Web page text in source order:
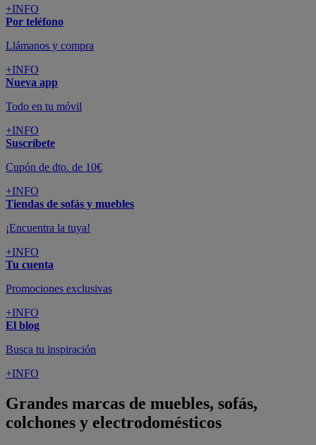
+INFO
Por teléfono
Llámanos y compra
+INFO
Nueva app
Todo en tu móvil
+INFO
Suscríbete
Cupón de dto. de 10€
+INFO
Tiendas de sofás y muebles
¡Encuentra la tuya!
+INFO
Tu cuenta
Promociones exclusivas
+INFO
El blog
Busca tu inspiración
+INFO
Grandes marcas de muebles, sofás,
colchones y electrodomésticos